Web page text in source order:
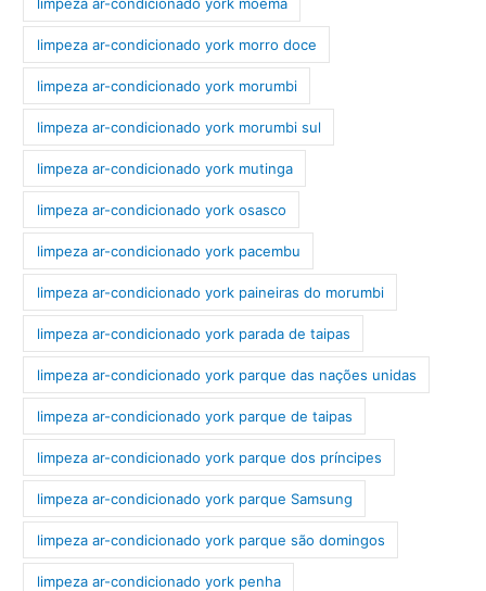
limpeza ar-condicionado york morro doce
limpeza ar-condicionado york morumbi
limpeza ar-condicionado york morumbi sul
limpeza ar-condicionado york mutinga
limpeza ar-condicionado york osasco
limpeza ar-condicionado york pacembu
limpeza ar-condicionado york paineiras do morumbi
limpeza ar-condicionado york parada de taipas
limpeza ar-condicionado york parque das nações unidas
limpeza ar-condicionado york parque de taipas
limpeza ar-condicionado york parque dos príncipes
limpeza ar-condicionado york parque Samsung
limpeza ar-condicionado york parque são domingos
limpeza ar-condicionado york penha